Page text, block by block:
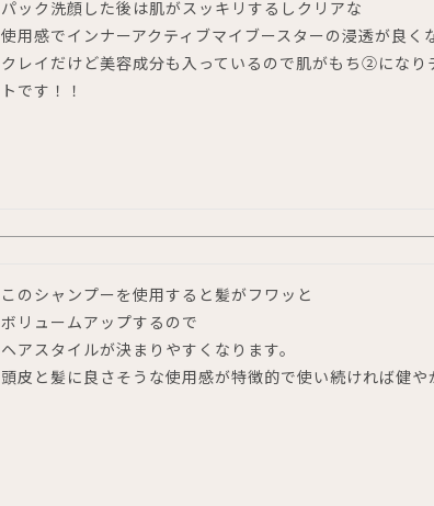
パック洗顔した後は肌がスッキリするしクリアな
使用感でインナーアクティブマイブースターの浸透が良く
クレイだけど美容成分も入っているので肌がもち②にな
このシャンプーを使用すると髪がフワッと
ボリュームアップするので
ヘアスタイルが決まりやすくなります。
頭皮と髪に良さそうな使用感が特徴的で使い続ければ健や